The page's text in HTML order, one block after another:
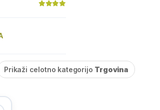
Prikaži celotno kategorijo Trgovina